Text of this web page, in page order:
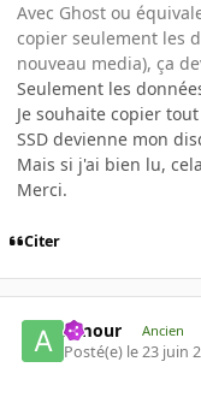
Avec Ghost ou
copier seulement les
nouveau media), ça
Seulement les
Je souhaite copier
SSD devienne mon
Mais si j'ai bien lu,
Merci.
Citer
Amour Ancien
Posté(e) le 23 juin